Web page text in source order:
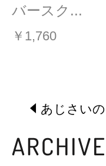
バースク...
￥1,760
あじさい